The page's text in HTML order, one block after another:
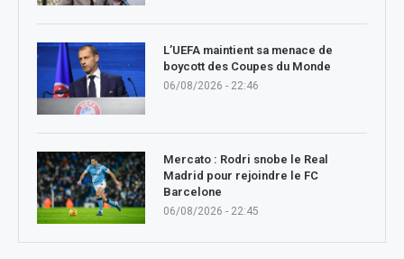
L’UEFA maintient sa menace de
boycott des Coupes du Monde
06/08/2026 - 22:46
Mercato : Rodri snobe le Real
Madrid pour rejoindre le FC
Barcelone
06/08/2026 - 22:45